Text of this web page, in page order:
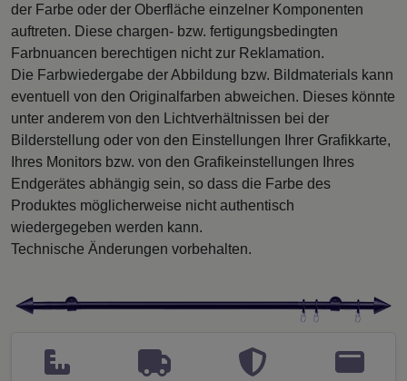
der Farbe oder der Oberfläche einzelner Komponenten
auftreten. Diese chargen- bzw. fertigungsbedingten
Farbnuancen berechtigen nicht zur Reklamation.
Die Farbwiedergabe der Abbildung bzw. Bildmaterials kann
eventuell von den Originalfarben abweichen. Dieses könnte
unter anderem von den Lichtverhältnissen bei der
Bilderstellung oder von den Einstellungen Ihrer Grafikkarte,
Ihres Monitors bzw. von den Grafikeinstellungen Ihres
Endgerätes abhängig sein, so dass die Farbe des
Produktes möglicherweise nicht authentisch
wiedergegeben werden kann.
Technische Änderungen vorbehalten.